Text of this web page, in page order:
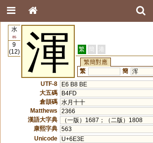
水
85
9
(12)
渾 繁 簡 港
繁簡對應
繁
簡 浑
UTF-8
E6 B8 BE
大五碼
B4FD
倉頡碼 水月十十
Matthews
2366
漢語大字典
（一版）1687；（二版）1808
康熙字典 563
Unicode
U+6E3E